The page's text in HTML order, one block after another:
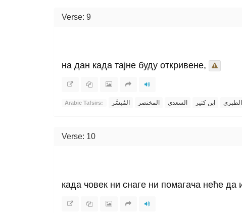
Verse: 9
на дан када тајне буду откривене,
Arabic Tafsirs: المُيسَّر المختصر السعدي ابن كثير الطبري
Verse: 10
када човек ни снаге ни помагача неће да